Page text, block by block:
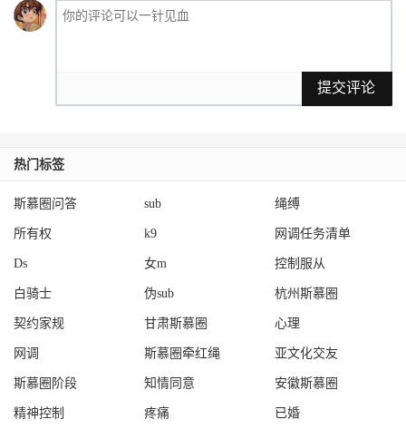
提交评论
热门标签
斯慕圈问答 sub 绳缚
所有权 k9 网调任务清单
Ds 女m 控制服从
白骑士 伪sub 杭州斯慕圈
契约家规 甘肃斯慕圈 心理
网调 斯慕圈牵红绳 亚文化交友
斯慕圈阶段 知情同意 安徽斯慕圈
精神控制 疼痛 已婚